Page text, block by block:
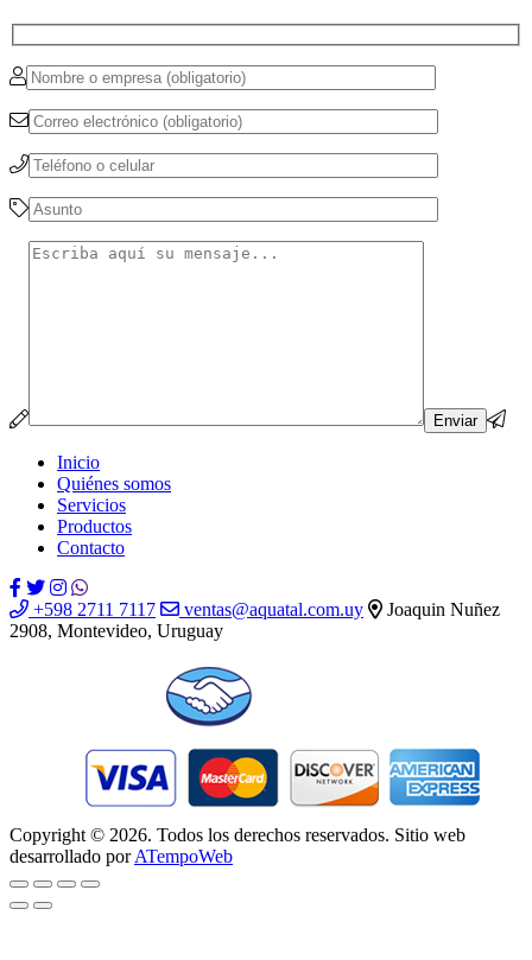
Por favor, deja este campo vacío.
Inicio
Quiénes somos
Servicios
Productos
Contacto
+598 2711 7117 ventas@aquatal.com.uy
Joaquin Nuñez
2908, Montevideo, Uruguay
Copyright © 2026. Todos los derechos reservados. Sitio web
desarrollado porATempoWeb